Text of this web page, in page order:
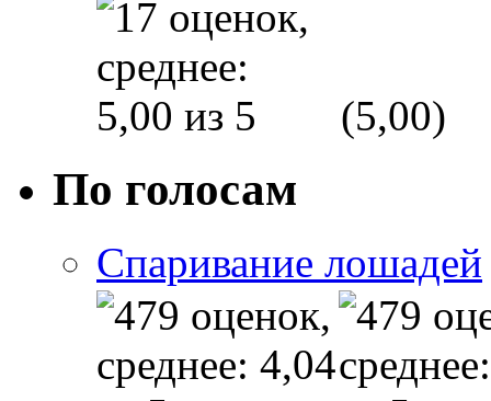
(5,00)
По голосам
Спаривание лошадей